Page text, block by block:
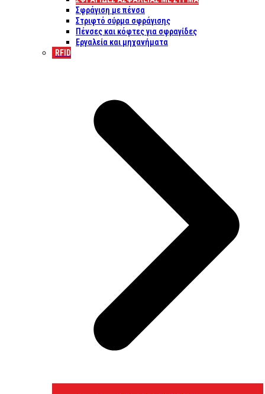
Σφράγιση με πένσα
Στριφτό σύρμα σφράγισης
Πένσες και κόφτες για σφραγίδες
Εργαλεία και μηχανήματα
RFID